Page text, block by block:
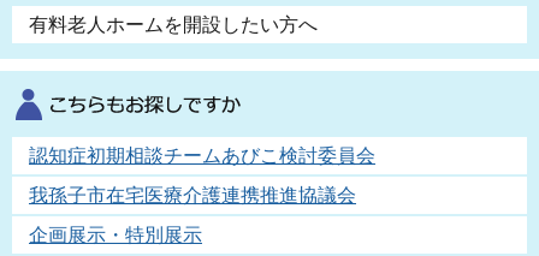
有料老人ホームを開設したい方へ
認知症初期相談チームあびこ検討委員会
我孫子市在宅医療介護連携推進協議会
企画展示・特別展示